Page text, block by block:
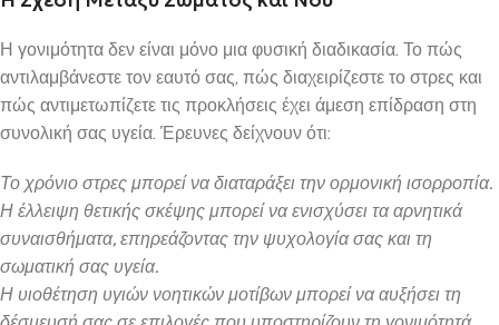
Η γονιμότητα δεν είναι μόνο μια φυσική διαδικασία. Το πώς
αντιλαμβάνεστε τον εαυτό σας, πώς διαχειρίζεστε το στρες και
πώς αντιμετωπίζετε τις προκλήσεις έχει άμεση επίδραση στη
συνολική σας υγεία. Έρευνες δείχνουν ότι:
Το χρόνιο στρες μπορεί να διαταράξει την ορμονική ισορροπία.
Η έλλειψη θετικής σκέψης μπορεί να ενισχύσει τα αρνητικά
συναισθήματα, επηρεάζοντας την ψυχολογία σας και τη
σωματική σας υγεία.
Η υιοθέτηση υγιών νοητικών μοτίβων μπορεί να αυξήσει τη